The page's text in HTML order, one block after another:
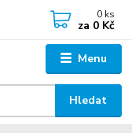
Menu
Hledat
0 ks
za 0 Kč